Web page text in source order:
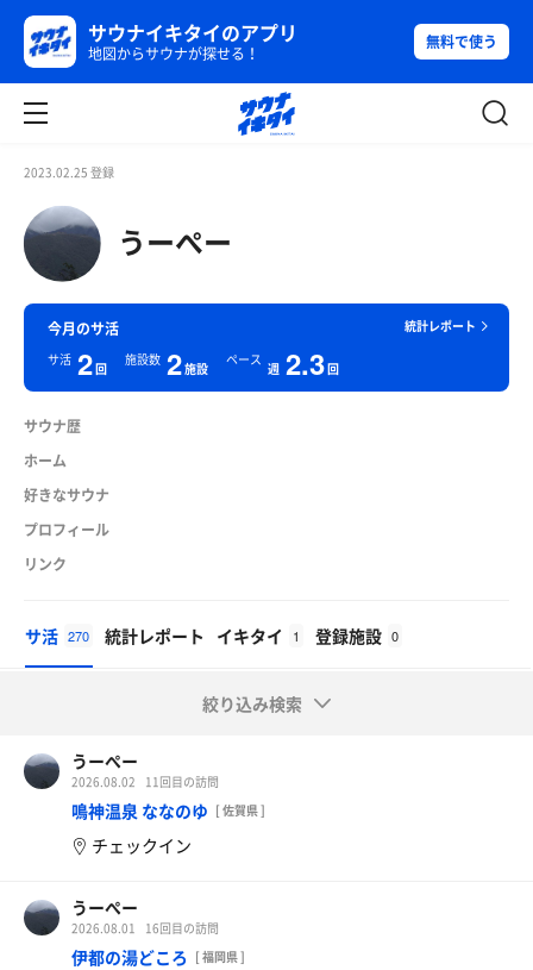
サウナイキタイのアプリ
地図からサウナが探せる！
無料で使う
2023.02.25 登録
うーぺー
統計レポート
今月のサ活
サ活 2回
施設数 2施設
ペース
週 2.3回
サウナ歴
ホーム
好きなサウナ
プロフィール
リンク
サ活 270 統計レポート イキタイ 1 登録施設 0
絞り込み検索
うーぺー
2026.08.02 11回目の訪問
鳴神温泉 ななのゆ [ 佐賀県 ]
チェックイン
うーぺー
2026.08.01 16回目の訪問
伊都の湯どころ [ 福岡県 ]